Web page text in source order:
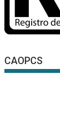
CAOPCS